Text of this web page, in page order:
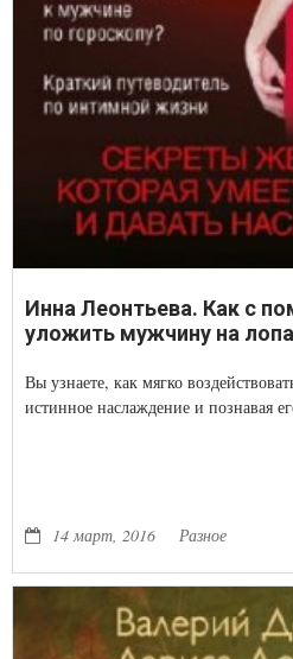
Инна Леонтьева. Как с
уложить мужчину на
Вы узнаете, как мягко
истинное наслаждение и познавая
14 март, 2016 Разное